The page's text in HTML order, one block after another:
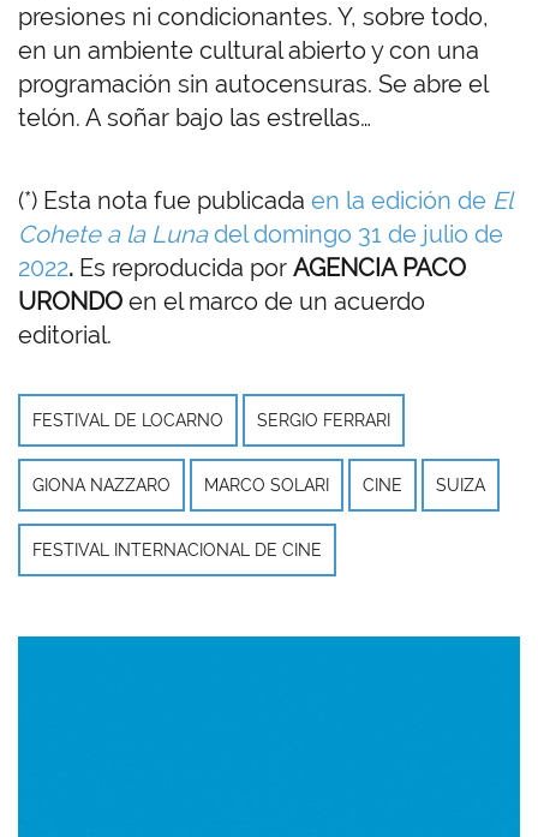
presiones ni condicionantes. Y, sobre todo,
en un ambiente cultural abierto y con una
programación sin autocensuras. Se abre el
telón. A soñar bajo las estrellas…
(*) Esta nota fue publicada en la edición de El
Cohete a la Lunadel domingo 31 de julio de
2022. Es reproducida por AGENCIA PACO
URONDO en el marco de un acuerdo
editorial.
FESTIVAL DE LOCARNO SERGIO FERRARI
GIONA NAZZARO MARCO SOLARI CINE SUIZA
FESTIVAL INTERNACIONAL DE CINE